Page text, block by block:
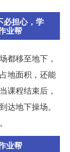
必担心，学
业帮
都移至地下，
地面积，还能
课程结束后，
达地下操场。
业帮